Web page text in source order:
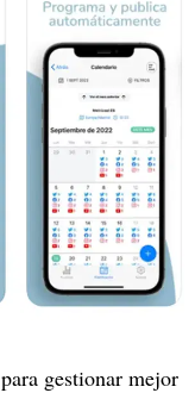
gestionar mejor